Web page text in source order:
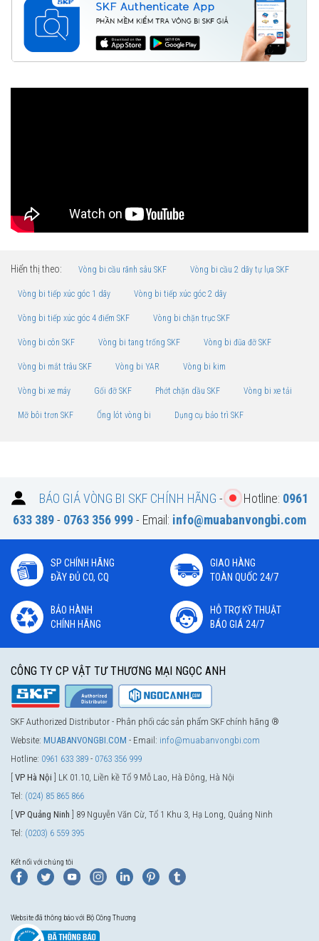
Hiển thị theo: Vòng bi cầu rãnh sâu SKF Vòng bi cầu 2 dãy tự lựa SKF
Vòng bi tiếp xúc góc 1 dãy Vòng bi tiếp xúc góc 2 dãy
Vòng bi tiếp xúc góc 4 điểm SKF Vòng bi chặn trục SKF
Vòng bi côn SKF Vòng bi tang trống SKF Vòng bi đũa đỡ SKF
Vòng bi mắt trâu SKF Vòng bi YAR Vòng bi kim
Vòng bi xe máy Gối đỡ SKF Phớt chặn dầu SKF Vòng bi xe tải
Mỡ bôi trơn SKF Ống lót vòng bi Dụng cụ bảo trì SKF
BÁO GIÁ VÒNG BI SKF CHÍNH HÃNG - Hotline: 0961
633 389- 0763 356 999- Email: info@muabanvongbi.com
SP CHÍNH HÃNG
ĐẦY ĐỦ CO, CQ
GIAO HÀNG
TOÀN QUỐC 24/7
BẢO HÀNH
CHÍNH HÃNG
HỖ TRỢ KỸ THUẬT
BÁO GIÁ 24/7
CÔNG TY CP VẬT TƯ THƯƠNG MẠI NGỌC ANH
SKF Authorized Distributor - Phân phối các sản phẩm SKF chính hãng ®
Website: MUABANVONGBI.COM - Email: info@muabanvongbi.com
Hotline: 0961 633 389 - 0763 356 999
VP Hà Nội ] LK 01.10, Liền kề Tổ 9 Mỗ Lao, Hà Đông, Hà Nội
Tel: (024) 85 865 866
VP Quảng Ninh ] 89 Nguyễn Văn Cừ, Tổ 1 Khu 3, Hạ Long, Quảng Ninh
Tel: (0203) 6 559 395
Kết nối với chúng tôi
Website đã thông báo với Bộ Công Thương